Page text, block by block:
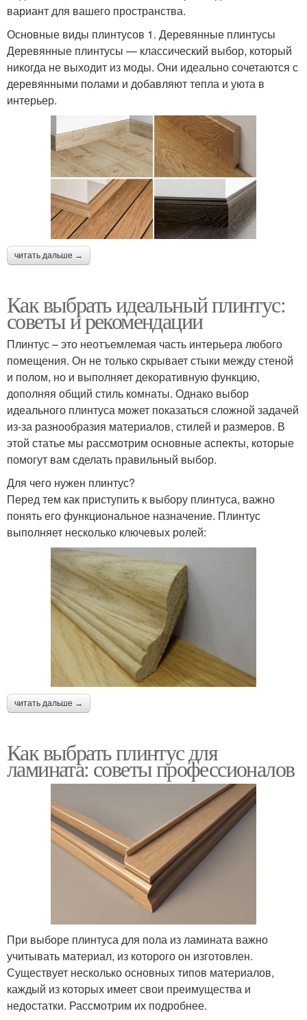
вариант для вашего пространства.
Основные виды плинтусов 1. Деревянные плинтусы
Деревянные плинтусы — классический выбор, который
никогда не выходит из моды. Они идеально сочетаются с
деревянными полами и добавляют тепла и уюта в
интерьер.
читать дальше →
Как выбрать идеальный плинтус:
советы и рекомендации
Плинтус – это неотъемлемая часть интерьера любого
помещения. Он не только скрывает стыки между стеной
и полом, но и выполняет декоративную функцию,
дополняя общий стиль комнаты. Однако выбор
идеального плинтуса может показаться сложной задачей
из-за разнообразия материалов, стилей и размеров. В
этой статье мы рассмотрим основные аспекты, которые
помогут вам сделать правильный выбор.
Для чего нужен плинтус?
Перед тем как приступить к выбору плинтуса, важно
понять его функциональное назначение. Плинтус
выполняет несколько ключевых ролей:
читать дальше →
Как выбрать плинтус для
ламината: советы профессионалов
При выборе плинтуса для пола из ламината важно
учитывать материал, из которого он изготовлен.
Существует несколько основных типов материалов,
каждый из которых имеет свои преимущества и
недостатки. Рассмотрим их подробнее.